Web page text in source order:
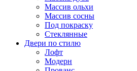
Массив ольхи
Массив сосны
Под покраску
Стеклянные
Двери по стилю
Лофт
Модерн